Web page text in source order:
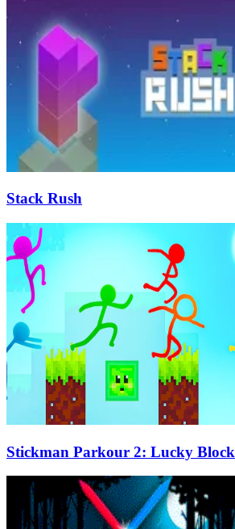
Stack Rush
Stickman Parkour 2: Lucky Block